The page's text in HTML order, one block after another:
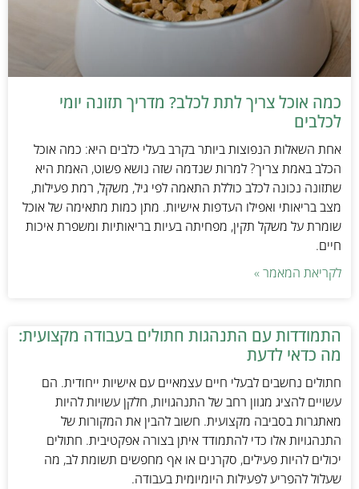
כמה אוכל צריך לתת לכלב? מדריך תזונה יומי
לכלבים
אחת השאלות הנפוצות ביותר בקרב בעלי כלבים היא: כמה אוכל
הכלב באמת צריך? למרות שנדמה שזה נושא פשוט, האמת היא
שתזונה נכונה לכלב כוללת התאמה לפי גיל, משקל, רמת פעילות,
מצב בריאותי ואפילו העדפות אישיות. מתן כמות מתאימה של אוכל
שומרת על משקל תקין, מפחיתה בעיות בריאותיות ומשפרת איכות
חיים.
לקריאת המאמר »
התמודדות עם התנהגות חתולים בעבודה מקצועית:
מה כדאי לדעת
חתולים נחשבים לבעלי חיים עצמאיים עם אישיות ייחודית. הם
עשויים להציג מגוון רחב של התנהגויות, חלקן עשויות להיות
מאתגרות בסביבה מקצועית. חשוב להבין את המקורות של
התנהגויות אלו כדי להתמודד איתן בצורה אפקטיבית. חתולים
יכולים להיות פעילים, סקרנים או אף מחפשים תשומת לב, מה
שעלול להפריע לפעילות היומיומית בעבודה.